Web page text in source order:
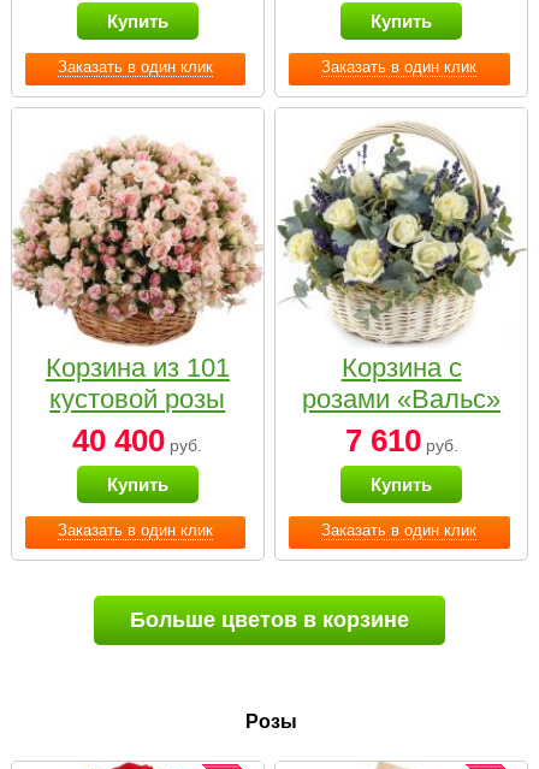
Заказать в один клик
Купить
Заказать в один клик
Купить
Заказать в один клик
Корзина из 101
кустовой розы
нежных тонов
40 400 руб.
Купить
Заказать в один клик
Корзина с
розами «Вальс»
7 610руб.
Купить
Больше цветов в корзине
Розы